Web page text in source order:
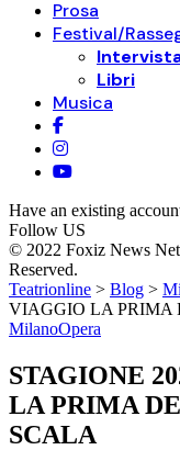
Prosa
Festival/
Libri
Musica
Have an existing
Follow US
© 2022 Foxiz News
Reserved.
Teatrionline > Blog >
VIAGGIO LA PRIMA
MilanoOpera
STAGIONE
LA PRIMA
SCALA